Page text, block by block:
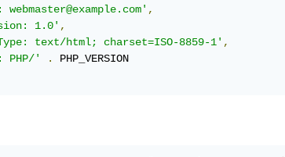
,
1.0' ,
text/html; charset=ISO-8859-1' ,
PHP/'
.